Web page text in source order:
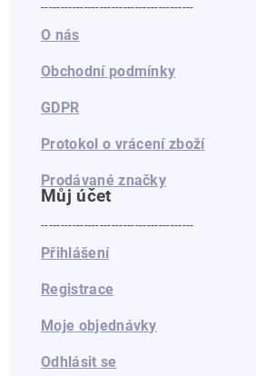
---------------------------------------
O nás
Obchodní podmínky
GDPR
Protokol o vrácení zboží
Prodávané značky
Můj účet
---------------------------------------
Přihlášení
Registrace
Moje objednávky
Odhlásit se